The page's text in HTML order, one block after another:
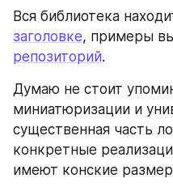
Вся библиотека
заголовке, примеры
репозиторий.
Думаю не стоит
миниатюризации и
существенная часть
конкретные
имеют конские